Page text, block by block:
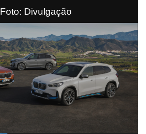
Foto: Divulgação